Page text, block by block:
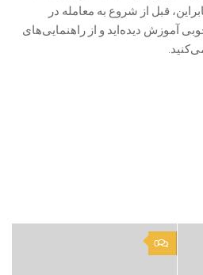
قبل از شروع به معامله در
آموزش دیده‌اید و از راهنمایی‌های
0